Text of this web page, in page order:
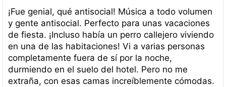
¡Fue genial, qué antisocial! Música a todo volumen
y gente antisocial. Perfecto para unas vacaciones
de fiesta. ¡Incluso había un perro callejero viviendo
en una de las habitaciones! Vi a varias personas
completamente fuera de sí por la noche,
durmiendo en el suelo del hotel. Pero no me
extraña, con esas camas increíblemente cómodas.